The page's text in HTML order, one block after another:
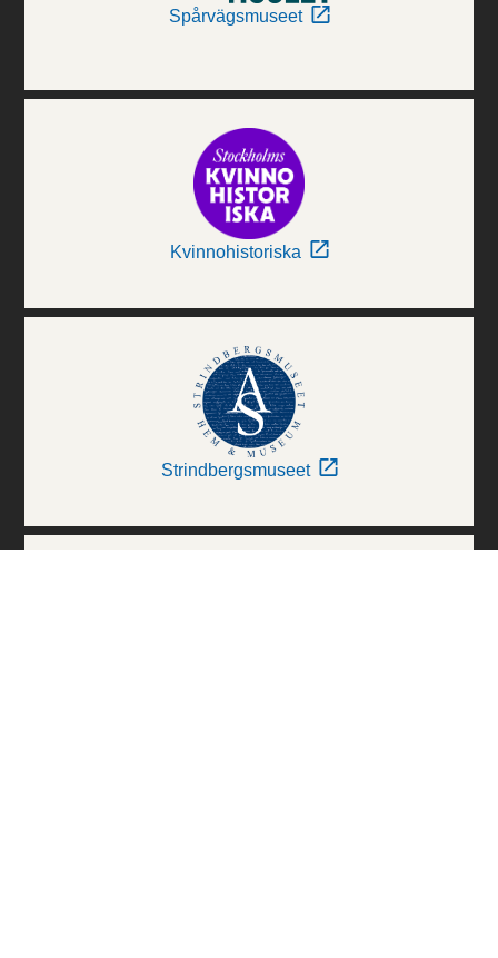
Spårvägsmuseet
Kvinnohistoriska
Strindbergsmuseet